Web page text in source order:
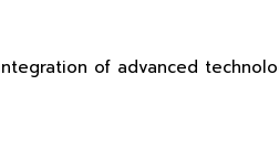
of advanced